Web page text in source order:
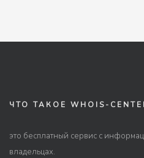
ЧТО ТАКОЕ WHOIS-
это бесплатный сервис с
владельцах.